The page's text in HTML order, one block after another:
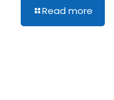
Read more